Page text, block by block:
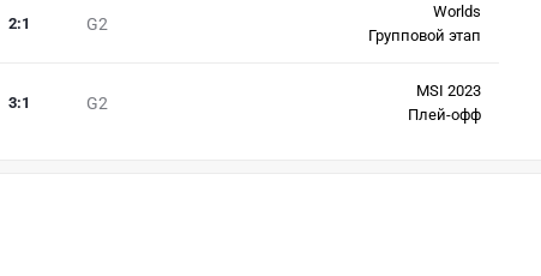
G2
2:1
Worlds
Групповой этап
G2
3:1
MSI 2023
Плей-офф